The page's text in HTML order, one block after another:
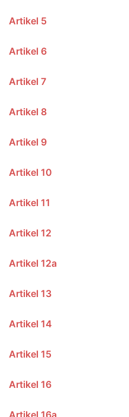
Artikel 5
Artikel 6
Artikel 7
Artikel 8
Artikel 9
Artikel 10
Artikel 11
Artikel 12
Artikel 12a
Artikel 13
Artikel 14
Artikel 15
Artikel 16
Artikel 16a